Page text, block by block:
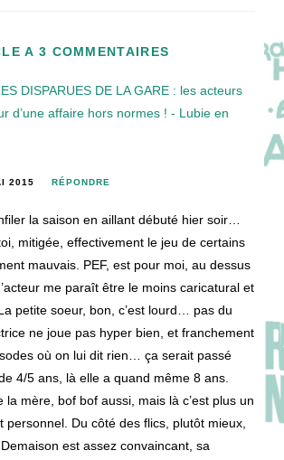
A 3 COMMENTAIRES
DISPARUES DE LA GARE : les acteurs
d’une affaire hors normes ! - Lubie en
2015 RÉPONDRE
la saison en aillant débuté hier soir…
mitigée, effectivement le jeu de certains
mauvais. PEF, est pour moi, au dessus
me paraît être le moins caricatural et
petite soeur, bon, c’est lourd… pas du
ne joue pas hyper bien, et franchement
où on lui dit rien… ça serait passé
4/5 ans, là elle a quand même 8 ans.
la mère, bof bof aussi, mais là c’est plus un
personnel. Du côté des flics, plutôt mieux,
est assez convaincant, sa